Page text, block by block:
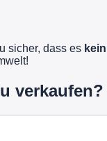
sicher, dass es kein
verkaufen?